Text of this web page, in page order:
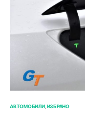
АВТОМОБИЛИ ИЗБРАНО